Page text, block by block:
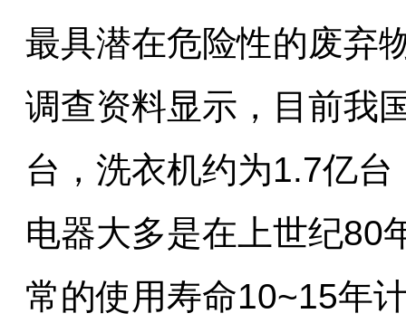
最具潜在危险性的废弃
调查资料显示，目前我
台，洗衣机约为1.7亿
电器大多是在上世纪80
常的使用寿命10~15年